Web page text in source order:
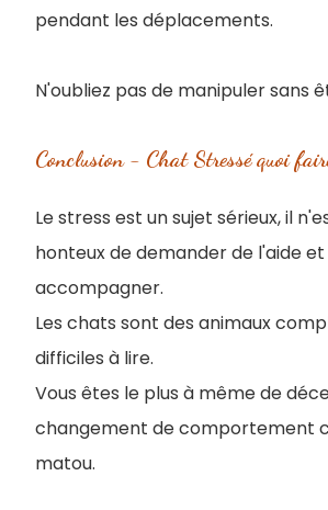
pendant les déplacements.
N'oubliez pas de manipuler sans
Conclusion - Chat Stressé quoi
Le stress est un sujet sérieux, il
honteux de demander de l'aide
accompagner.
Les chats sont des animaux
difficiles à lire.
Vous êtes le plus à même de
changement de comportement
matou.